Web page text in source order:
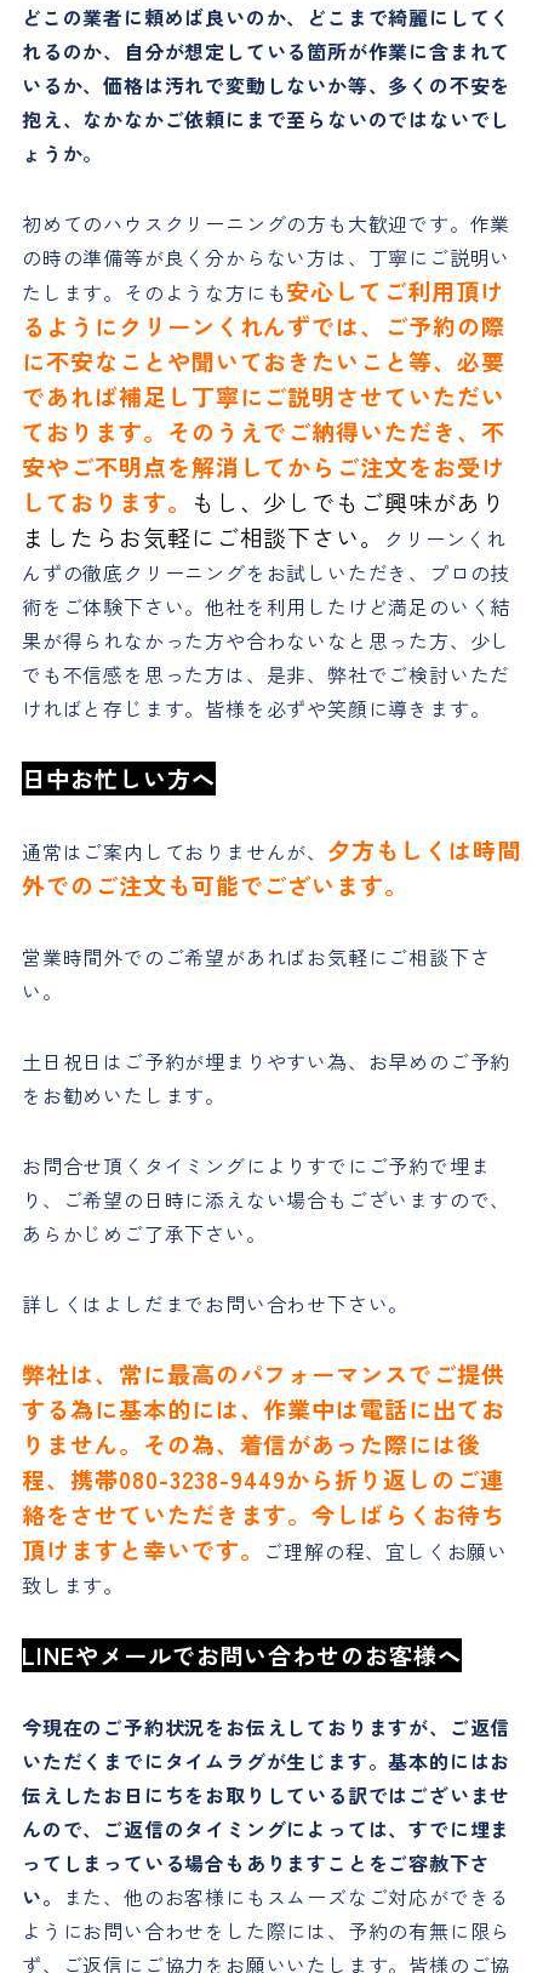
どこの業者に頼めば良いのか、どこまで綺麗にしてく
れるのか、自分が想定している箇所が作業に含まれて
いるか、価格は汚れで変動しないか等、多くの不安を
抱え、なかなかご依頼にまで至らないのではないでし
ょうか。
初めてのハウスクリーニングの方も大歓迎です。作業
の時の準備等が良く分からない方は、丁寧にご説明い
たします。そのような方にも安心してご利用頂け
るようにクリーンくれんずでは、ご予約の際
に不安なことや聞いておきたいこと等、必要
であれば補足し丁寧にご説明させていただい
ております。そのうえでご納得いただき、不
安やご不明点を解消してからご注文をお受け
しております。 もし、少しでもご興味があり
ましたらお気軽にご相談下さい。
クリーンくれ
んずの徹底クリーニングをお試しいただき、プロの技
術をご体験下さい。他社を利用したけど満足のいく結
果が得られなかった方や合わないなと思った方、少し
でも不信感を思った方は、是非、弊社でご検討いただ
ければと存じます。皆様を必ずや笑顔に導きます。
日中お忙しい方へ
通常はご案内しておりませんが、 夕方もしくは時間
外でのご注文も可能でございます。
営業時間外でのご希望があればお気軽にご相談下さ
い。
土日祝日はご予約が埋まりやすい為、お早めのご予約
をお勧めいたします。
お問合せ頂くタイミングによりすでにご予約で埋ま
り、ご希望の日時に添えない場合もございますので、
あらかじめご了承下さい。
詳しくはよしだまでお問い合わせ下さい。
弊社は、常に最高のパフォーマンスでご提供
する為に基本的には、作業中は電話に出てお
りません。その為、着信があった際には後
程、携帯080-3238-9449から折り返しのご連
絡をさせていただきます。今しばらくお待ち
頂けますと幸いです。
ご理解の程、宜しくお願い
致します。
LINEやメールでお問い合わせのお客様へ
今現在のご予約状況をお伝えしておりますが、ご返信
いただくまでにタイムラグが生じます。基本的にはお
伝えしたお日にちをお取りしている訳ではございませ
んので、ご返信のタイミングによっては、すでに埋ま
ってしまっている場合もありますことをご容赦下さ
い。 また、他のお客様にもスムーズなご対応ができる
ようにお問い合わせをした際には、予約の有無に限ら
ず、ご返信にご協力をお願いいたします。皆様のご協